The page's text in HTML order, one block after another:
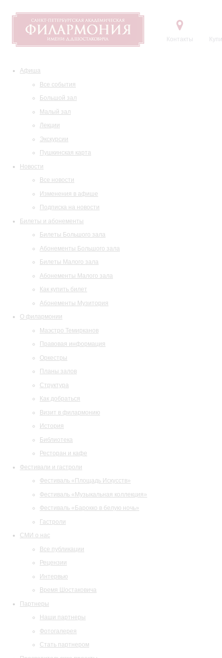
Контакты
Афиша
Все события
Большой зал
Малый зал
Лекции
Экскурсии
Пушкинская карта
Новости
Все новости
Изменения в афише
Подписка на новости
Билеты и абонементы
Билеты Большого зала
Абонементы Большого зала
Билеты Малого зала
Абонементы Малого зала
Как купить билет
Абонементы Музитория
О филармонии
Маэстро Темирканов
Правовая информация
Оркестры
Планы залов
Структура
Как добраться
Визит в филармонию
История
Библиотека
Ресторан и кафе
Фестивали и гастроли
Фестиваль «Площадь Искусств»
Фестиваль «Музыкальная коллекция»
Фестиваль «Барокко в белую ночь»
Гастроли
СМИ о нас
Все публикации
Рецензии
Интервью
Время Шостаковича
Партнеры
Наши партнеры
Фотогалерея
Стать партнером